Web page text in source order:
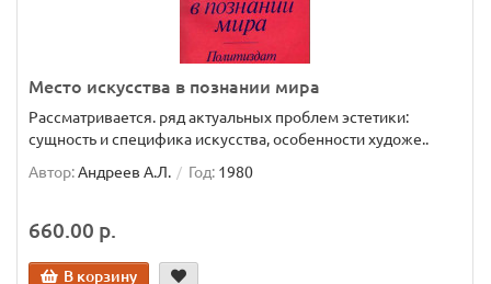
Место искусства в познании мира
Рассматривается. ряд актуальных проблем эстетики:
сущность и специфика искусства, особенности художе..
Автор:Андреев А.Л. Год: 1980
660.00 р.
В корзину